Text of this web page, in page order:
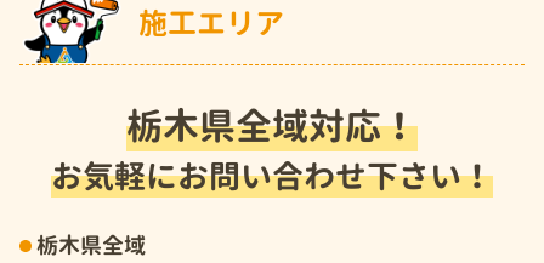
施工エリア
栃木県全域対応！
お気軽にお問い合わせ下さい！
栃木県全域